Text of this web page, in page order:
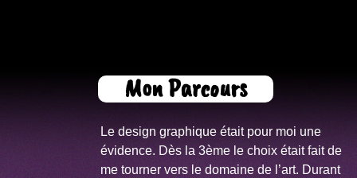
Mon Parcours
Le design graphique était pour moi une
évidence. Dès la 3ème le choix était fait de
me tourner vers le domaine de l’art. Durant